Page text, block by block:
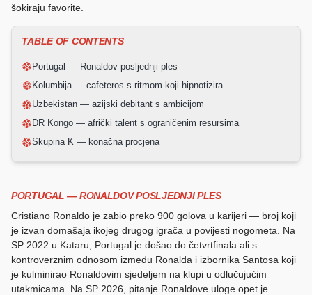
šokiraju favorite.
TABLE OF CONTENTS
Portugal — Ronaldov posljednji ples
Kolumbija — cafeteros s ritmom koji hipnotizira
Uzbekistan — azijski debitant s ambicijom
DR Kongo — afrički talent s ograničenim resursima
Skupina K — konačna procjena
PORTUGAL — RONALDOV POSLJEDNJI PLES
Cristiano Ronaldo je zabio preko 900 golova u karijeri — broj koji
je izvan domašaja ikojeg drugog igrača u povijesti nogometa. Na
SP 2022 u Kataru, Portugal je došao do četvrtfinala ali s
kontroverznim odnosom između Ronalda i izbornika Santosa koji
je kulminirao Ronaldovim sjedeljem na klupi u odlučujućim
utakmicama. Na SP 2026, pitanje Ronaldove uloge opet je